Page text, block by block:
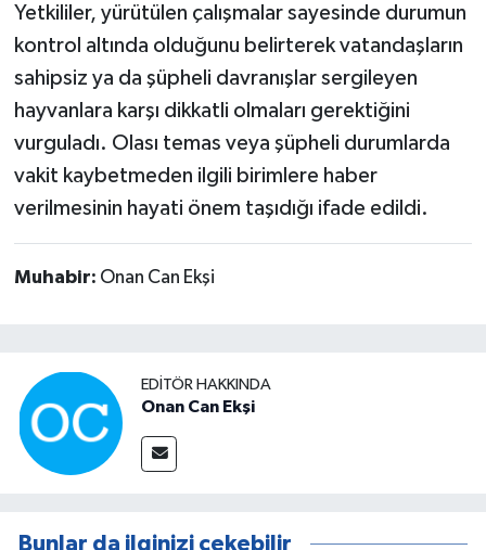
Yetkililer, yürütülen çalışmalar sayesinde durumun
kontrol altında olduğunu belirterek vatandaşların
sahipsiz ya da şüpheli davranışlar sergileyen
hayvanlara karşı dikkatli olmaları gerektiğini
vurguladı. Olası temas veya şüpheli durumlarda
vakit kaybetmeden ilgili birimlere haber
verilmesinin hayati önem taşıdığı ifade edildi.
Muhabir: Onan Can Ekşi
EDITÖR HAKKINDA
Onan Can Ekşi
Bunlar da ilginizi çekebilir